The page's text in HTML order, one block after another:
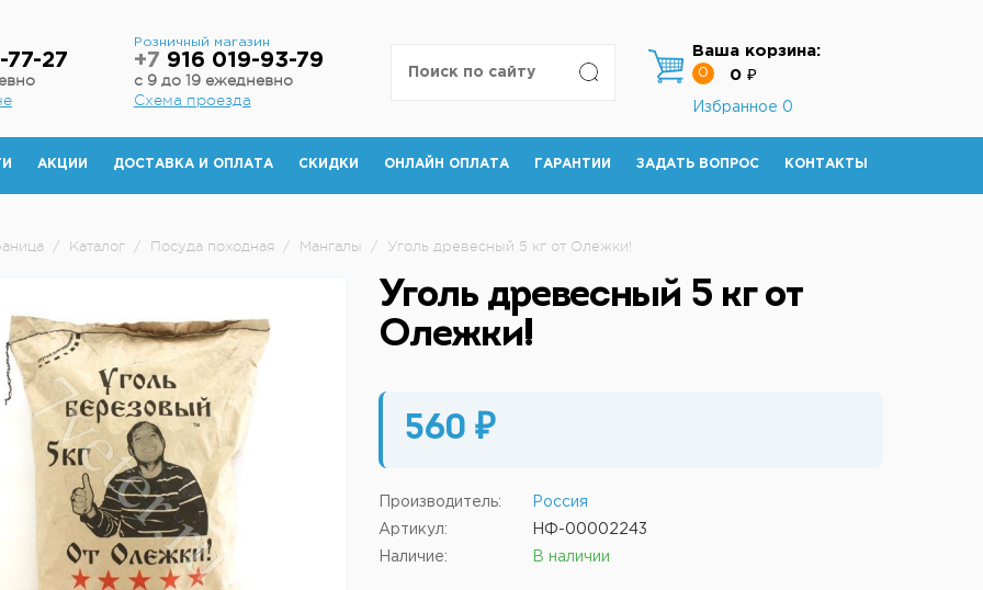
77-27
Розничный магазин
+7 916 019-93-79
с 9 до 19 ежедневно
Схема проезда
Ваша корзина:
0 0 ₽
Избранное 0
АКЦИИ ДОСТАВКА И ОПЛАТА СКИДКИ ОНЛАЙН ОПЛАТА ГАРАНТИИ ЗАДАТЬ ВОПРОС КОНТАКТЫ
/ Каталог / Посуда походная / Мангалы / Уголь древесный 5 кг от Олежки!
Уголь древесный 5 кг от
Олежки!
560 ₽
Производитель: Россия
Артикул: НФ-00002243
Наличие: В наличии